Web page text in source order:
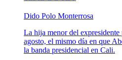
Dido Polo Monterrosa
La hija menor del
agosto, el mismo día en que
la banda presidencial en Cali.